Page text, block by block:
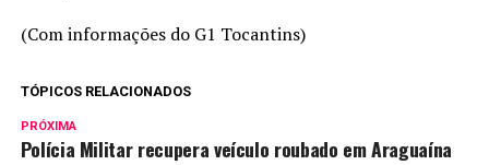
(Com informações do G1 Tocantins)
TÓPICOS RELACIONADOS
PRÓXIMA
Polícia Militar recupera veículo roubado em Araguaína